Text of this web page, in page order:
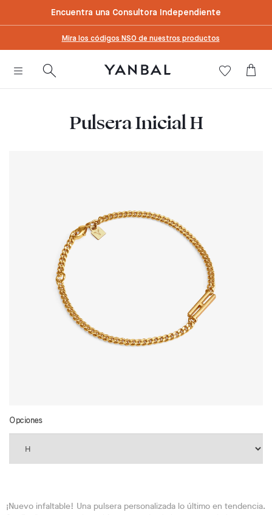
Encuentra una Consultora Independiente
Mira los códigos NSO de nuestros productos
Pulsera Inicial H
Opciones
¡Nuevo infaltable! Una pulsera personalizada lo último en tendencia.